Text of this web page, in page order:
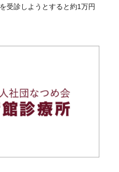
受診しようとすると約1万円
定健康診査が始まります。” の